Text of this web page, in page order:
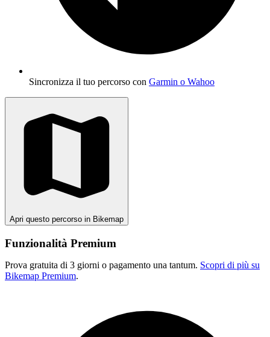
Sincronizza il tuo percorso con Garmin o Wahoo
Apri questo percorso in Bikemap
Funzionalità Premium
Prova gratuita di 3 giorni o pagamento una tantum. Scopri di più su
Bikemap Premium.